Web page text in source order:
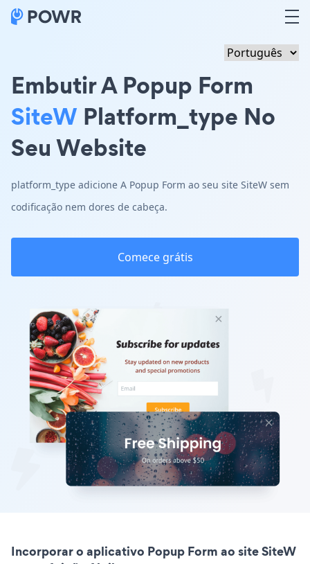
Embutir A Popup Form
SiteW Platform_type No
Seu Website
platform_type adicione A Popup Form ao seu site SiteW sem
codificação nem dores de cabeça.
Comece grátis
Incorporar o aplicativo Popup Form ao site SiteW